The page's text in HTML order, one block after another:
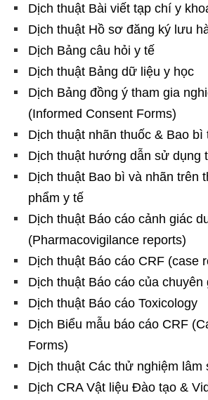
Dịch thuật Bài viết tạp chí y
Dịch thuật Hồ sơ đăng ký lưu
Dịch Bảng câu hỏi y tế
Dịch thuật Bảng dữ liệu y học
Dịch Bảng đồng ý tham gia
(Informed Consent Forms)
Dịch thuật nhãn thuốc & Bao bì
Dịch thuật hướng dẫn sử dụng
Dịch thuật Bao bì và nhãn trên
phẩm y tế
Dịch thuật Báo cáo cảnh giác
(Pharmacovigilance reports)
Dịch thuật Báo cáo CRF (case
Dịch thuật Báo cáo của chuyên
Dịch thuật Báo cáo Toxicology
Dịch Biểu mẫu báo cáo CRF
Forms)
Dịch thuật Các thử nghiệm lâm
Dịch CRA Vật liệu Đào tạo &